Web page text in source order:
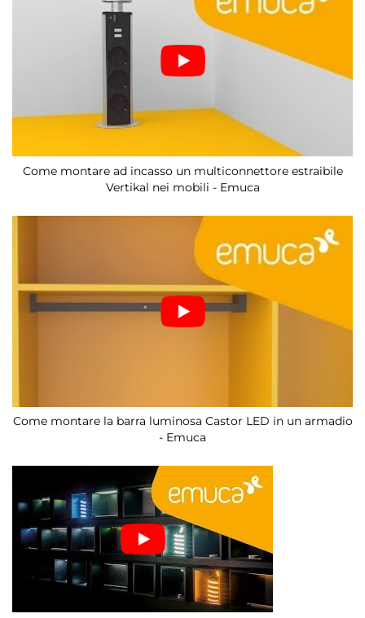
Come montare ad incasso un multiconnettore estraibile
Vertikal nei mobili - Emuca
Come montare la barra luminosa Castor LED in un armadio
- Emuca